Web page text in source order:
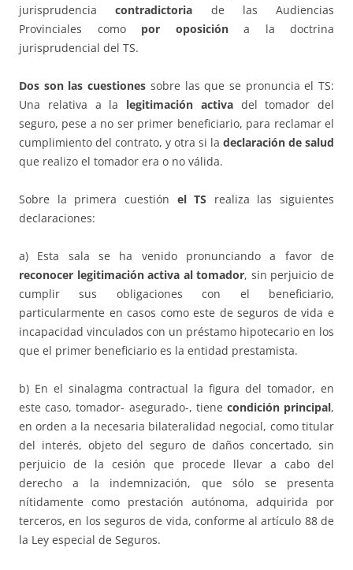
jurisprudenciacontradictoria de las Audiencias
Provinciales como por oposicióna la doctrina
jurisprudencial del TS.
Dos son las cuestiones sobre las que se pronuncia el TS:
Una relativa a la legitimación activadel tomador del
seguro, pese a no ser primer beneficiario, para reclamar el
cumplimiento del contrato, y otra si la declaración de salud
que realizo el tomador era o no válida.
Sobre la primera cuestión el TS realiza las siguientes
declaraciones:
a) Esta sala se ha venido pronunciando a favor de
reconocer legitimación activa al tomador, sin perjuicio de
cumplir sus obligaciones con el beneficiario,
particularmente en casos como este de seguros de vida e
incapacidad vinculados con un préstamo hipotecario en los
que el primer beneficiario es la entidad prestamista.
b) En el sinalagma contractual la figura del tomador, en
este caso, tomador- asegurado-, tiene condición principal,
en orden a la necesaria bilateralidad negocial, como titular
del interés, objeto del seguro de daños concertado, sin
perjuicio de la cesión que procede llevar a cabo del
derecho a la indemnización, que sólo se presenta
nítidamente como prestación autónoma, adquirida por
terceros, en los seguros de vida, conforme al artículo 88 de
la Ley especial de Seguros.